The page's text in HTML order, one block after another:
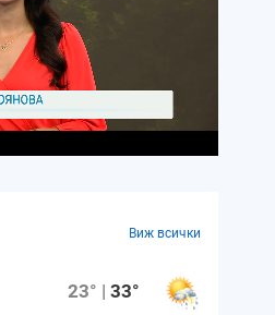
Виж всички
23° |33°